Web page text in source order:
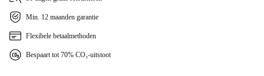
Min. 12 maanden garantie
Flexibele betaalmethoden
Bespaart tot 70% CO₂-uitstoot